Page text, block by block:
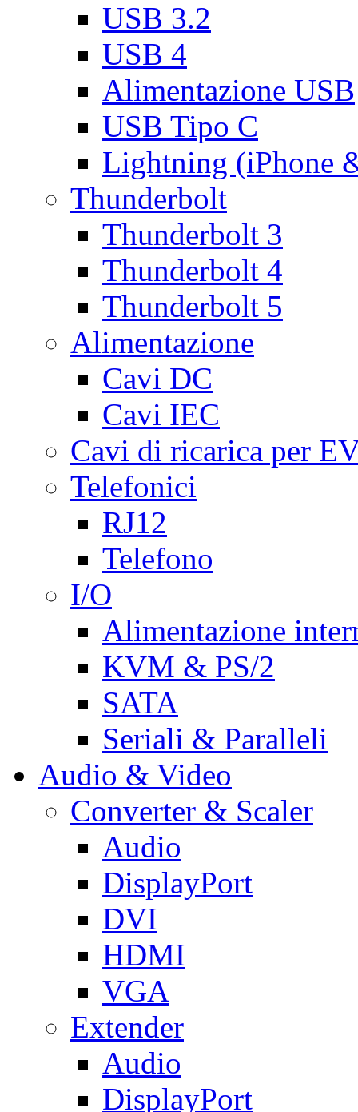
USB 3.2
USB 4
Alimentazione USB
USB Tipo C
Lightning (iPhone
Thunderbolt
Thunderbolt 3
Thunderbolt 4
Thunderbolt 5
Alimentazione
Cavi DC
Cavi IEC
Cavi di ricarica per
Telefonici
RJ12
Telefono
I/O
Alimentazione
KVM & PS/2
SATA
Seriali & Paralleli
Audio & Video
Converter & Scaler
Audio
DisplayPort
DVI
HDMI
VGA
Extender
Audio
DisplayPort